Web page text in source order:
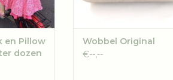
en Pillow
dozen
Wobbel Original
€--,--